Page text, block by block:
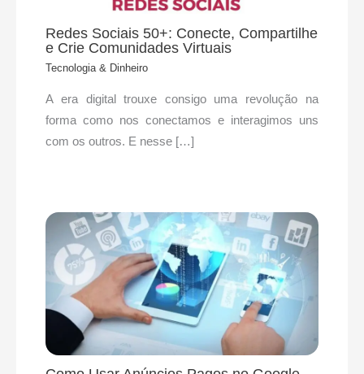
Redes Sociais 50+: Conecte, Compartilhe
e Crie Comunidades Virtuais
Tecnologia & Dinheiro
A era digital trouxe consigo uma revolução na
forma como nos conectamos e interagimos uns
com os outros. E nesse […]